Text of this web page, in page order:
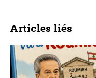
Articles liés